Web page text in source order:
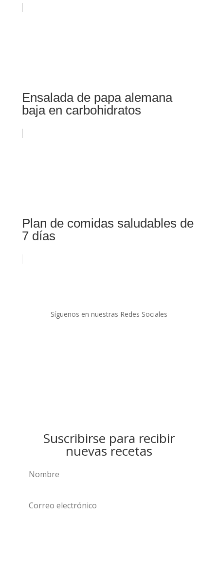
Ensalada de papa alemana
baja en carbohidratos
Plan de comidas saludables de
7 días
Síguenos en nuestras Redes Sociales
Suscribirse para recibir
nuevas recetas